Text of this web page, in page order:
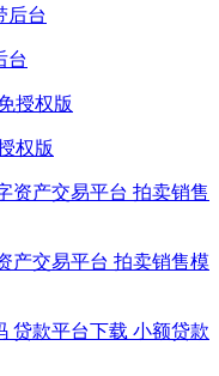
台
权版
产交易平台 拍卖销售模